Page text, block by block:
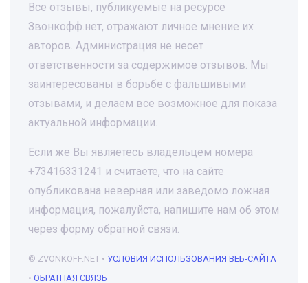
Все отзывы, публикуемые на ресурсе
Звонкофф.нет, отражают личное мнение их
авторов. Администрация не несет
ответственности за содержимое отзывов. Мы
заинтересованы в борьбе с фальшивыми
отзывами, и делаем все возможное для показа
актуальной информации.
Если же Вы являетесь владельцем номера
+73416331241 и считаете, что на сайте
опубликована неверная или заведомо ложная
информация, пожалуйста, напишите нам об этом
через форму обратной связи.
© ZVONKOFF.NET • УСЛОВИЯ ИСПОЛЬЗОВАНИЯ ВЕБ-САЙТА
• ОБРАТНАЯ СВЯЗЬ